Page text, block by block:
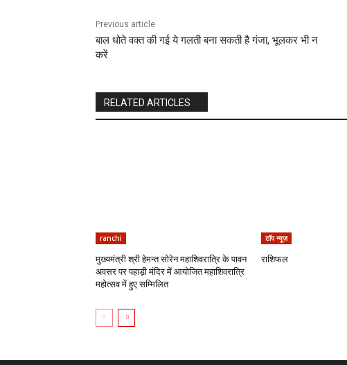
Previous article
बाल धोते वक्त की गई ये गलती बना सकती है गंजा, भूलकर भी न
करें
RELATED ARTICLES
ranchi
मुख्यमंत्री श्री हेमन्त सोरेन महाशिवरात्रि के पावन
अवसर पर पहाड़ी मंदिर में आयोजित महाशिवरात्रि
महोत्सव में हुए सम्मिलित
टॉप न्यूज़
राशिफल